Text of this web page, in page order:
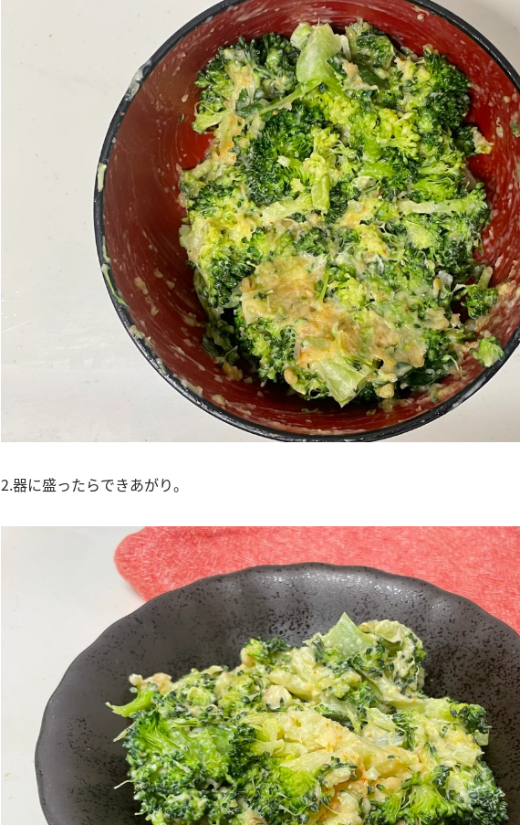
2.器に盛ったらできあがり。